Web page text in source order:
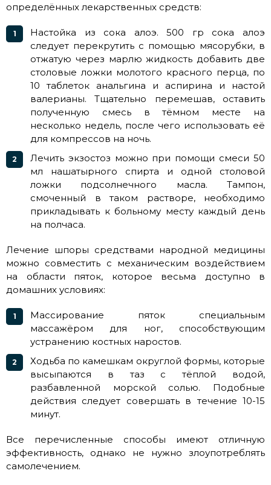
определённых лекарственных средств:
Настойка из сока алоэ. 500 гр сока алоэ
следует перекрутить с помощью мясорубки, в
отжатую через марлю жидкость добавить две
столовые ложки молотого красного перца, по
10 таблеток анальгина и аспирина и настой
валерианы. Тщательно перемешав, оставить
полученную смесь в тёмном месте на
несколько недель, после чего использовать её
для компрессов на ночь.
Лечить экзостоз можно при помощи смеси 50
мл нашатырного спирта и одной столовой
ложки подсолнечного масла. Тампон,
смоченный в таком растворе, необходимо
прикладывать к больному месту каждый день
на полчаса.
Лечение шпоры средствами народной медицины
можно совместить с механическим воздействием
на области пяток, которое весьма доступно в
домашних условиях:
Массирование пяток специальным
массажёром для ног, способствующим
устранению костных наростов.
Ходьба по камешкам округлой формы, которые
высыпаются в таз с тёплой водой,
разбавленной морской солью. Подобные
действия следует совершать в течение 10-15
минут.
Все перечисленные способы имеют отличную
эффективность, однако не нужно злоупотреблять
самолечением.